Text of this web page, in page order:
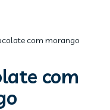
com morango
com